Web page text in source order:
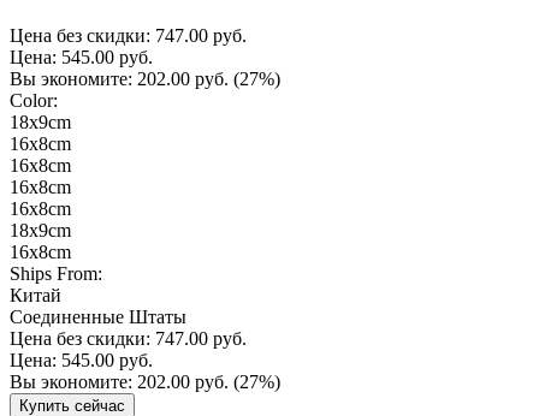
Цена без скидки: 747.00 руб.
Цена: 545.00 руб.
Вы экономите: 202.00 руб. (27%)
Color:
18x9cm
16x8cm
16x8cm
16x8cm
16x8cm
18x9cm
16x8cm
Ships From:
Китай
Соединенные Штаты
Цена без скидки: 747.00 руб.
Цена: 545.00 руб.
Вы экономите: 202.00 руб. (27%)
Купить сейчас